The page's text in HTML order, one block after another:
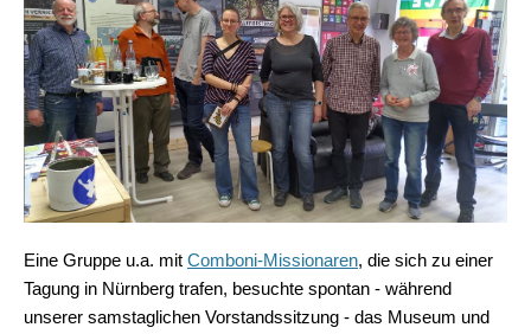
Eine Gruppe u.a. mit Comboni-Missionaren, die sich zu einer
Tagung in Nürnberg trafen, besuchte spontan - während
unserer samstaglichen Vorstandssitzung - das Museum und